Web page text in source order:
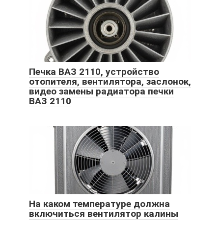
Печка ВАЗ 2110, устройство
отопителя, вентилятора, заслонок,
видео замены радиатора печки
ВАЗ 2110
На каком температуре должна
включиться вентилятор калины